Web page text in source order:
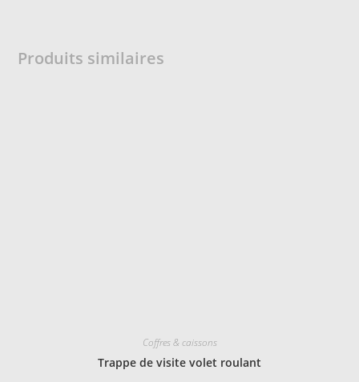
Produits similaires
Coffres & caissons
Trappe de visite volet roulant